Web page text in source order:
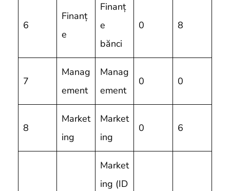
6
Finanț
e
Finanț
e
bănci
0 8
7
Manag
ement
Manag
ement
0 0
8
Market
ing
Market
ing
0 6
Market
ing (ID